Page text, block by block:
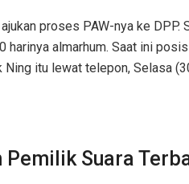
ajukan proses PAW-nya ke
harinya almarhum. Saat ini
Ning itu lewat telepon, Selasa
Pemilik Suara